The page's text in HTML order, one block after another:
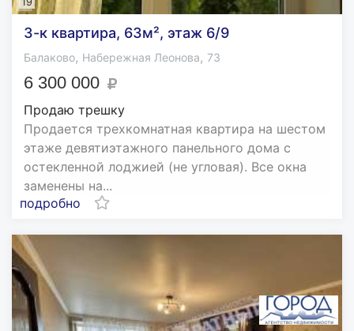
3-к квартира, 63м², этаж 6/9
Балаково, Набережная Леонова, 73
6 300 000
Продаю трешку
Продается трехкомнатная квартира на шестом
этаже девятиэтажного панельного дома с
остекленной лоджией (не угловая). Все окна
заменены на...
подробно